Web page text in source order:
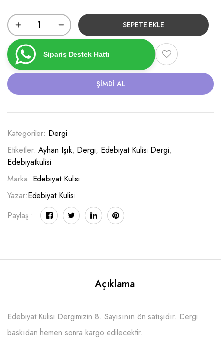
SEPETE EKLE
Sipariş Destek Hattı
ŞIMDI AL
Kategoriler: Dergi
Etiketler: Ayhan Işık, Dergi, Edebiyat Kulisi Dergi,
Edebiyatkulisi
Marka: Edebiyat Kulisi
Yazar:Edebiyat Kulisi
Paylaş :
Açıklama
Edebiyat Kulisi Dergimizin 8. Sayısının ön satışıdır. Dergi
baskıdan hemen sonra kargo edilecektir.